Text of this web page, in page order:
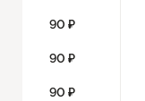
90 ₽
90 ₽
90 ₽